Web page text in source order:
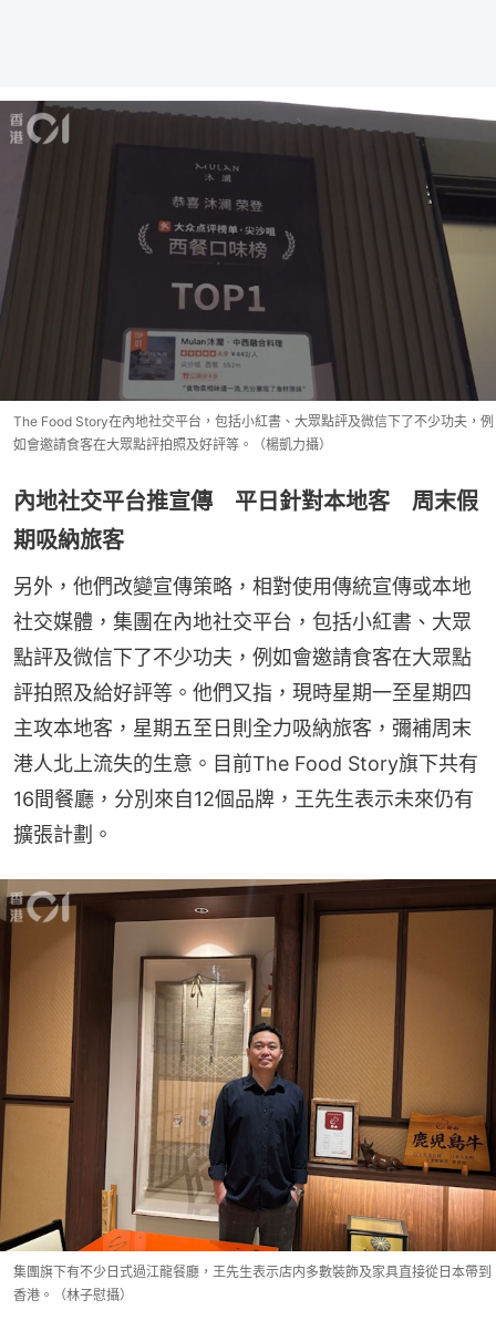
The Food Story在內地社交平台，包括小紅書、大眾點評及微信下了不少功夫，例
如會邀請食客在大眾點評拍照及好評等。（楊凱力攝）
內地社交平台推宣傳 平日針對本地客 周末假
期吸納旅客
另外，他們改變宣傳策略，相對使用傳統宣傳或本地
社交媒體，集團在內地社交平台，包括小紅書、大眾
點評及微信下了不少功夫，例如會邀請食客在大眾點
評拍照及給好評等。他們又指，現時星期一至星期四
主攻本地客，星期五至日則全力吸納旅客，彌補周末
港人北上流失的生意。目前The Food Story旗下共有
16間餐廳，分別來自12個品牌，王先生表示未來仍有
擴張計劃。
集團旗下有不少日式過江龍餐廳，王先生表示店内多數裝飾及家具直接從日本帶到
香港。（林子慰攝）